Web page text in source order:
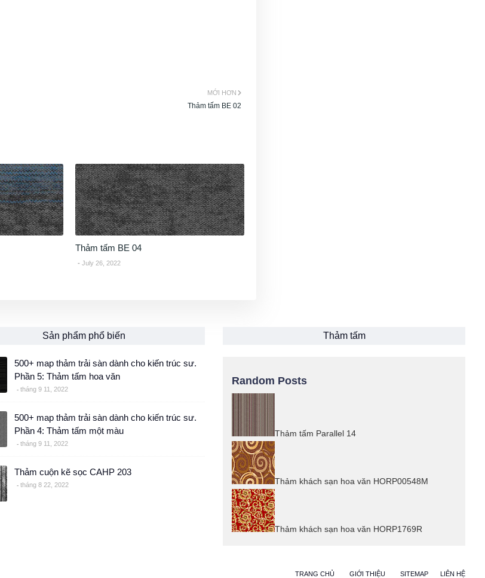
MỚI HƠN
Thảm tấm BE 02
Thảm tấm BE 04
July 26, 2022
Sản phẩm phổ biến
500+ map thảm trải sàn dành cho kiến trúc sư.
Phần 5: Thảm tấm hoa văn
tháng 9 11, 2022
500+ map thảm trải sàn dành cho kiến trúc sư.
Phần 4: Thảm tấm một màu
tháng 9 11, 2022
Thảm cuộn kẽ sọc CAHP 203
tháng 8 22, 2022
Thảm tấm
Random Posts
Thảm tấm Parallel 14
Thảm khách sạn hoa văn HORP00548M
Thảm khách sạn hoa văn HORP1769R
TRANG CHỦ GIỚI THIỆU SITEMAP LIÊN HỆ